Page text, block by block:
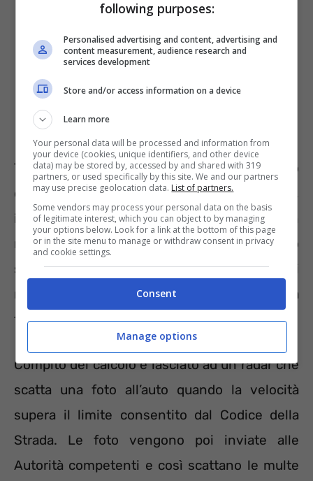
Tendenzialmente Velocar è più simile ad uno
dei tutor installati in autostrada. Calcola,
infatti, la velocità media e non quella di un
mezzo in un punto preciso ma in un tratto
specifico. Come un tutor ha due unità di
rilevazione, una all’inizio del tratto e una alla
fine.
Compito del calcolo è lasciato ad un radar che
scatta una foto all’auto quando la velocità
supera il limite consentito dal Codice della
Strada. Le foto vengono poi inviate alle
Autorità competenti e così scattano le multe
following purposes:
Personalised advertising and content, advertising and
content measurement, audience research and
services development
Store and/or access information on a device
Learn more
Your personal data will be processed and information from
your device (cookies, unique identifiers, and other device
data) may be stored by, accessed by and shared with 319
partners, or used specifically by this site. We and our partners
may use precise geolocation data. List of partners.
Some vendors may process your personal data on the basis
of legitimate interest, which you can object to by managing
your options below. Look for a link at the bottom of this page
or in the site menu to manage or withdraw consent in privacy
and cookie settings.
Consent
Manage options